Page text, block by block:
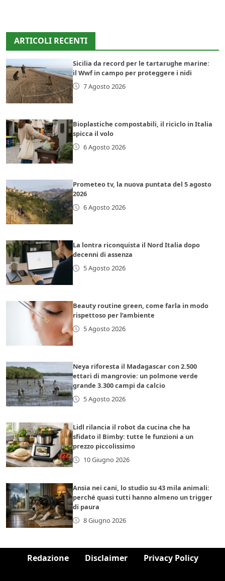
ARTICOLI RECENTI
Sicilia da record per le tartarughe marine:
il Wwf in campo per proteggere i nidi
7 Agosto 2026
Bioplastiche compostabili, il riciclo in Italia
spicca il volo
6 Agosto 2026
Prometeo tv, la nuova puntata del 5 agosto
2026
6 Agosto 2026
La lontra riconquista il Nord Italia dopo
decenni di assenza
5 Agosto 2026
Beauty routine green, come farla in modo
rispettoso per l’ambiente
5 Agosto 2026
Neya riforesta il Madagascar con 2.500
ettari di mangrovie: un polmone verde
grande 3.300 campi da calcio
5 Agosto 2026
Lidl rilancia il robot da cucina che ha
sfidato il Bimby: tutte le funzioni a un
prezzo piccolissimo
10 Giugno 2026
Ansia nei cani, lo studio su 43 mila animali:
perché quasi tutti hanno almeno un trigger
di paura
8 Giugno 2026
Redazione Disclaimer Privacy Policy